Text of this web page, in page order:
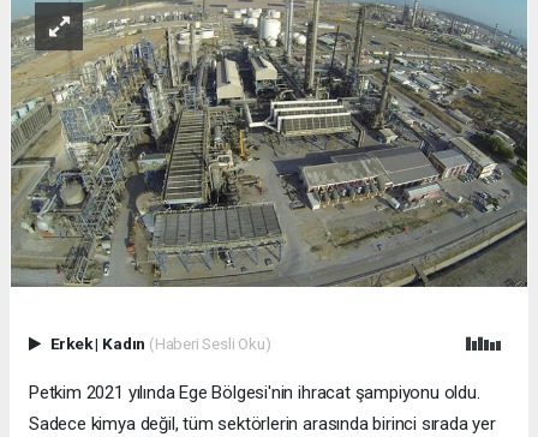
Erkek| Kadın (Haberi Sesli Oku)
Petkim 2021 yılında Ege Bölgesi'nin ihracat şampiyonu oldu.
Sadece kimya değil, tüm sektörlerin arasında birinci sırada yer